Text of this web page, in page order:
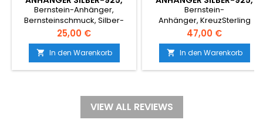
COGNAC, BLUME, S,
MODERN
Bernstein-Anhänger,
Bernsteinschmuck, Silber-
925, BlumeSterling Silber,925
nickelfreiechter
NaturbernsteinFarbe:
cognac, Größe: S,
kleinelegant, rund, rustikal,
Blume
Preis
25,00 €
 In den Warenkorb
GRÜN, KREUZ, MODERN
Bernstein-
Anhänger, KreuzSterling
Silber,925 nickelfreiechter
NaturbernsteinFarbe:
mittelgroßelegant, modern,
verspieltBernsteinschmuck,
Silber-925
Preis
47,00 €
 In den Warenkorb
VIEW ALL REVIEWS